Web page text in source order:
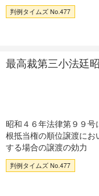
判例タイムズ No.477
最高裁第三小法廷
昭和４６年法律第９９
根抵当権の順位譲渡に
する場合の譲渡の効力
判例タイムズ No.477